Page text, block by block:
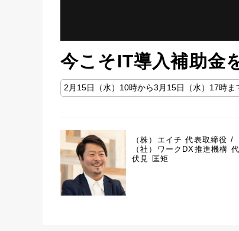
今こそIT導入補助金
2月15日（水）10時から3月15日（水）17時ま
（株）エイチ 代表取締役 /
（社）ワークDX推進機構
伏見 匡矩